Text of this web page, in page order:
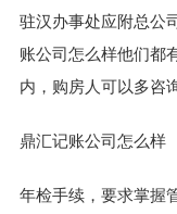
驻汉办事处应附总公
账公司怎么样他们都
内，购房人可以多咨
鼎汇记账公司怎么样
年检手续，要求掌握